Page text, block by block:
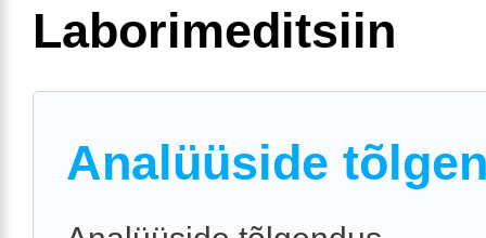
Laborimeditsiin
Analüüside